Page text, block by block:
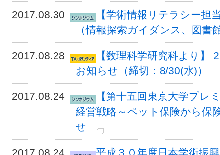
2017.08.30
【学術情報リテラシー担
（情報探索ガイダンス、図書
2017.08.28
【数理科学研究科より】
お知らせ（締切：8/30(水)）
2017.08.24
【第十五回東京大学プレ
経営戦略～ペット保険から保
せ
2017.08.24 平成３０年度日本学術振